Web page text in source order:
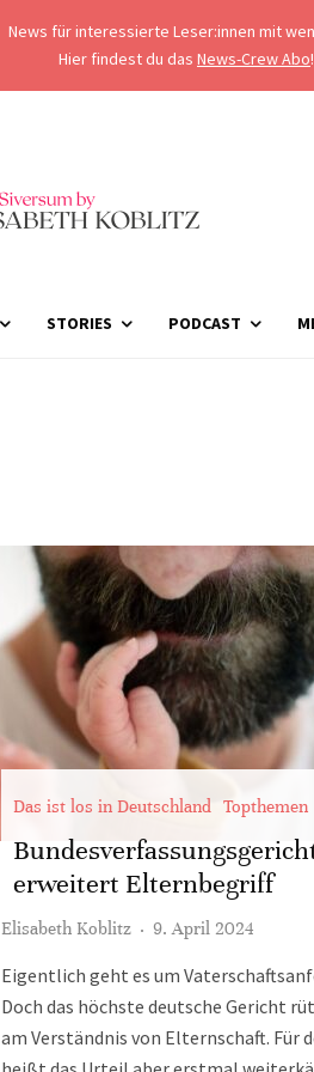
News für interessierte Leser:innen mit
Hier findest du das News-Crew Abo!
STORIES PODCAST
Das ist los in Deutschland Topthemen
erweitert Elternbegriff
Elisabeth Koblitz · 9. April 2024
Eigentlich geht es um
Doch das höchste deutsche Gericht
am Verständnis von Elternschaft. Für